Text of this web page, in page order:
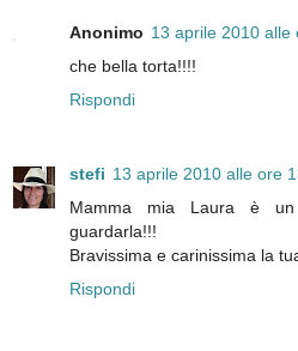
Anonimo 13 aprile 2010 alle
che bella torta!!!!
Rispondi
stefi 13 aprile 2010 alle ore
Mamma mia Laura è
guardarla!!!
Bravissima e carinissima la
Rispondi